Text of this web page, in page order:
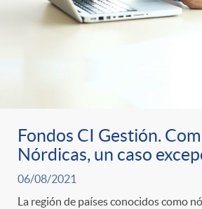
Fondos CI Gestión.
Nórdicas, un caso
06/08/2021
La región de países conocidos como